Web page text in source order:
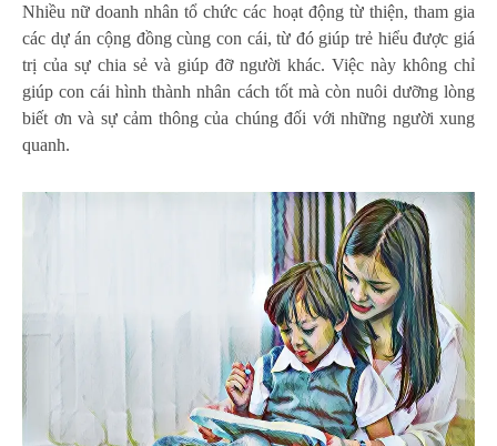
Nhiều nữ doanh nhân tổ chức các hoạt động từ thiện, tham gia
các dự án cộng đồng cùng con cái, từ đó giúp trẻ hiểu được giá
trị của sự chia sẻ và giúp đỡ người khác. Việc này không chỉ
giúp con cái hình thành nhân cách tốt mà còn nuôi dưỡng lòng
biết ơn và sự cảm thông của chúng đối với những người xung
quanh.